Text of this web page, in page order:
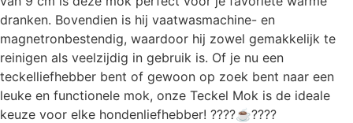
dranken. Bovendien is hij vaatwasmachine- en
magnetronbestendig, waardoor hij zowel gemakkelijk te
reinigen als veelzijdig in gebruik is. Of je nu een
teckelliefhebber bent of gewoon op zoek bent naar een
leuke en functionele mok, onze Teckel Mok is de ideale
keuze voor elke hondenliefhebber! ????☕????